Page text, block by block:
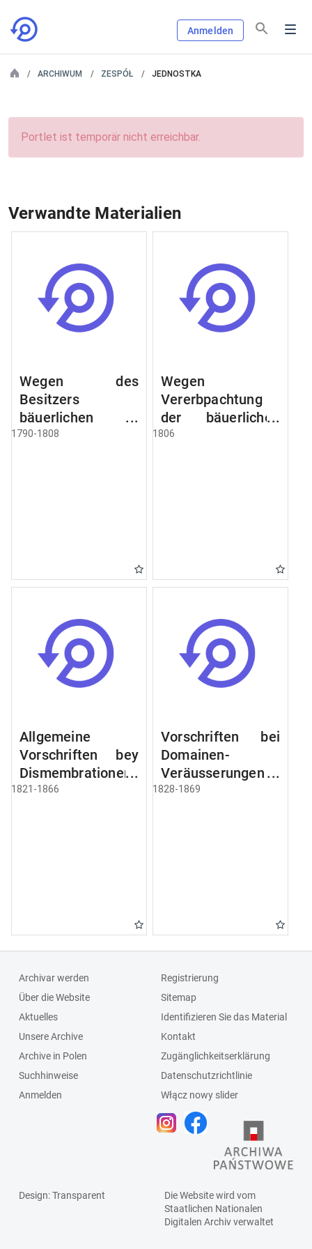
Anmelden
ARCHIWUM ZESPÓŁ JEDNOSTKA
Portlet ist temporär nicht erreichbar.
Verwandte Materialien
Wegen des
Besitzers
bäuerlichen
Grundstücke, den
1790-1808
Wegen
Vererbpachtung
der bäuerlichen
Grundstücke und
1806
Allgemeine
Vorschriften bey
Dismembrationen
Domainen-
1821-1866
Vorschriften bei
Domainen-
Veräusserungen
und
1828-1869
Archivar werden
Über die Website
Aktuelles
Unsere Archive
Archive in Polen
Suchhinweise
Anmelden
Registrierung
Sitemap
Identifizieren Sie das Material
Kontakt
Zugänglichkeitserklärung
Datenschutzrichtlinie
Włącz nowy slider
Design: Transparent
Die Website wird vom
Staatlichen Nationalen
Digitalen Archivverwaltet